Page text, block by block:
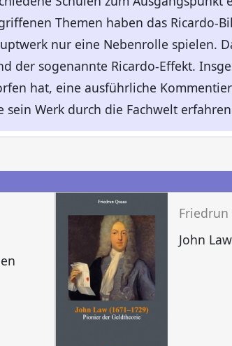
Themen haben das Ricardo-
nur eine Nebenrolle spielen.
der sogenannte Ricardo-Effekt.
hat, eine ausführliche
Werk durch die Fachwelt
Friedrun
John